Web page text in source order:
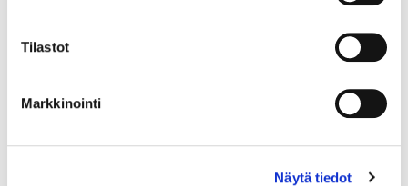
Tilastot
Markkinointi
Näytä tiedot
Korvakorut Kalevala, Hiidenhirvi, korkeus 49mm, pronssia.